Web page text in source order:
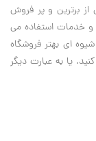
برترین و پر فروش
خدمات استفاده می
ای بهتر فروشگاه
یا به عبارت دیگر